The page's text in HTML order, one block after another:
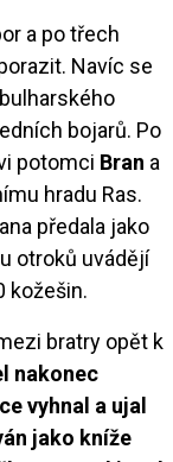
a po třech
Navíc se
bojarů. Po
potomci Bran a
hradu Ras.
předala jako
otroků uvádějí
kožešin.
bratry opět k
nakonec
vyhnal a ujal
jako kníže